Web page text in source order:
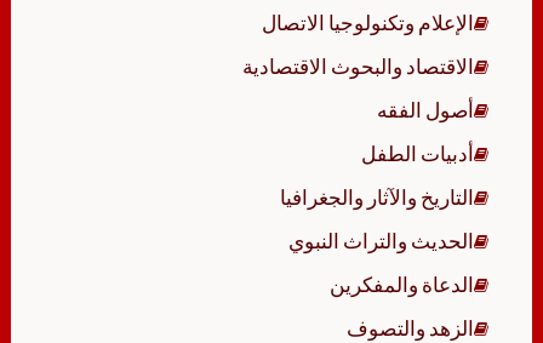
الإعلام وتكنولوجيا الاتصال
الاقتصاد والبحوث الاقتصادية
أصول الفقه
أدبيات الطفل
التاريخ والآثار والجغرافيا
الحديث والتراث النبوي
الدعاة والمفكرين
الزهد والتصوف